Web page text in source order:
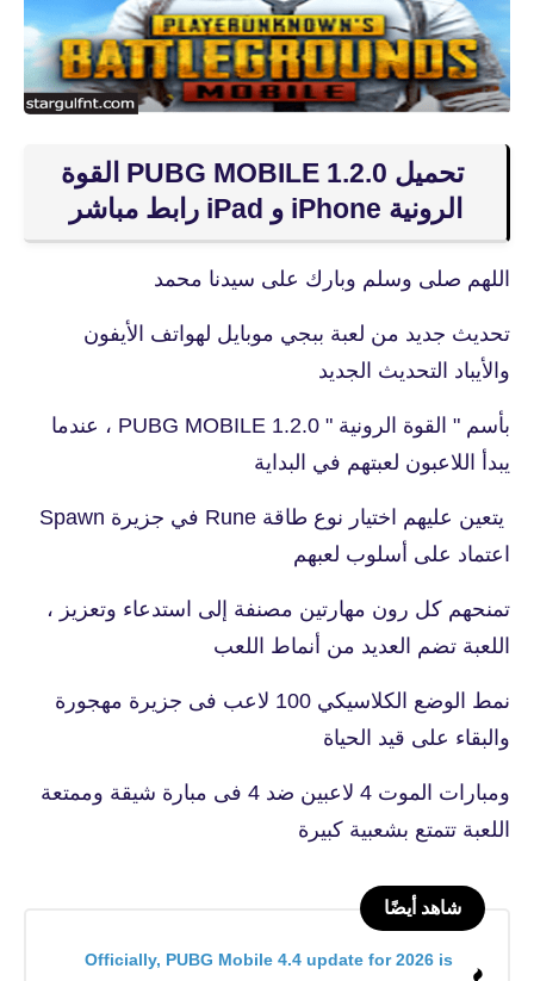
تحميل PUBG MOBILE 1.2.0 القوة
الرونية iPhone و iPad رابط مباشر
اللهم صلى وسلم وبارك على سيدنا محمد
تحديث جديد من لعبة ببجي موبايل لهواتف الأيفون
والأيباد التحديث الجديد
بأسم " القوة الرونية " PUBG MOBILE 1.2.0 ، عندما
يبدأ اللاعبون لعبتهم في البداية
يتعين عليهم اختيار نوع طاقة Rune في جزيرة Spawn
اعتماد على أسلوب لعبهم
تمنحهم كل رون مهارتين مصنفة إلى استدعاء وتعزيز ،
اللعبة تضم العديد من أنماط اللعب
نمط الوضع الكلاسيكي 100 لاعب فى جزيرة مهجورة
والبقاء على قيد الحياة
ومبارات الموت 4 لاعبين ضد 4 فى مبارة شيقة وممتعة
اللعبة تتمتع بشعبية كبيرة
شاهد أيضًا
Officially, PUBG Mobile 4.4 update for 2026 is